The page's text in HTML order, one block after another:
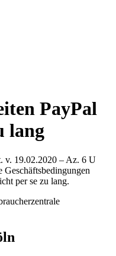
PayPal
lang
v. 19.02.2020 – Az. 6 U
Geschäftsbedingungen
per se zu lang.